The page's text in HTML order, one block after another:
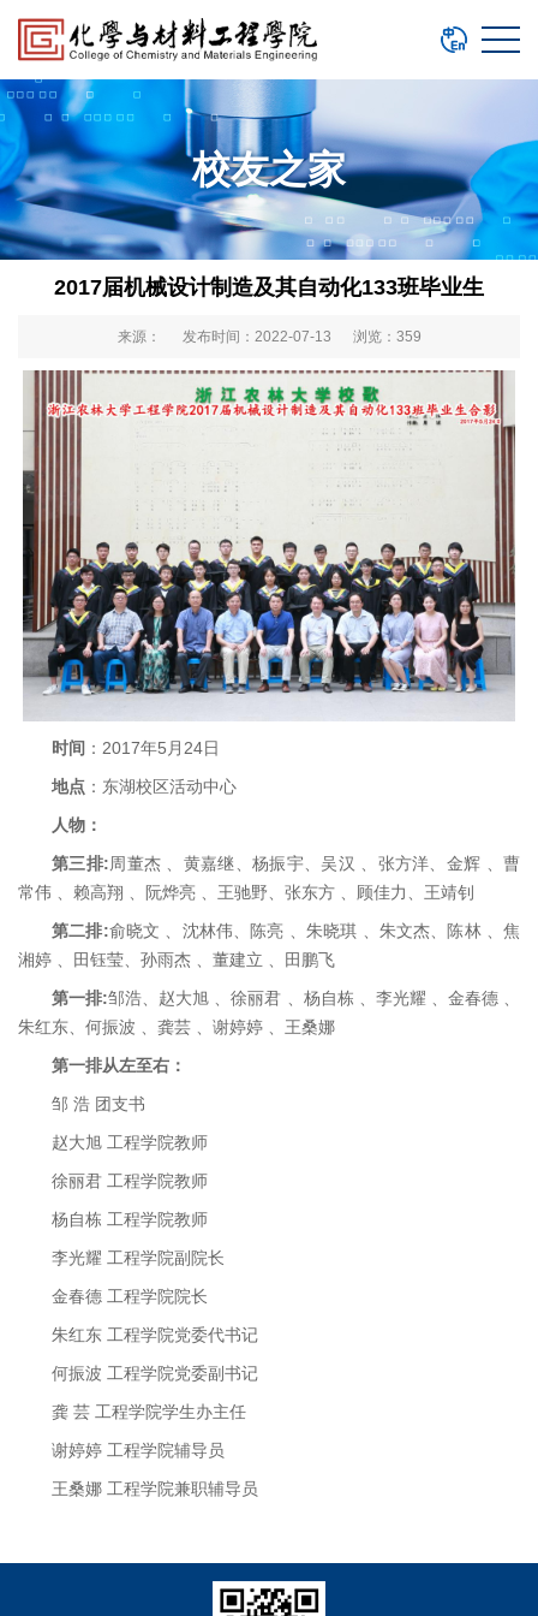
校友之家
2017届机械设计制造及其自动化133班毕业生
来源： 发布时间：2022-07-13 浏览： 359
时间 ：2017年5月24日
地点 ：东湖校区活动中心
人物：
第三排: 周董杰 、黄嘉继、杨振宇、吴汉 、张方洋、金辉 、曹
常伟 、赖高翔 、阮烨亮 、王驰野、张东方 、顾佳力、王靖钊
第二排:俞晓文 、沈林伟、陈亮 、朱晓琪 、朱文杰、陈林 、焦
湘婷 、田钰莹、孙雨杰 、董建立 、田鹏飞
第一排:邹浩、赵大旭 、徐丽君 、杨自栋 、李光耀 、金春德 、
朱红东、何振波 、龚芸 、谢婷婷 、王桑娜
第一排从左至右：
邹 浩 团支书
赵大旭 工程学院教师
徐丽君 工程学院教师
杨自栋 工程学院教师
李光耀 工程学院副院长
金春德 工程学院院长
朱红东 工程学院党委代书记
何振波 工程学院党委副书记
龚 芸 工程学院学生办主任
谢婷婷 工程学院辅导员
王桑娜 工程学院兼职辅导员